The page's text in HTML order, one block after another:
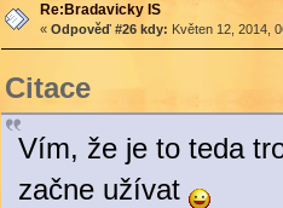
Re:Bradavicky IS
« Odpověď #26 kdy: Květen 12, 2014,
Citace
Vím, že je to teda
začne užívat